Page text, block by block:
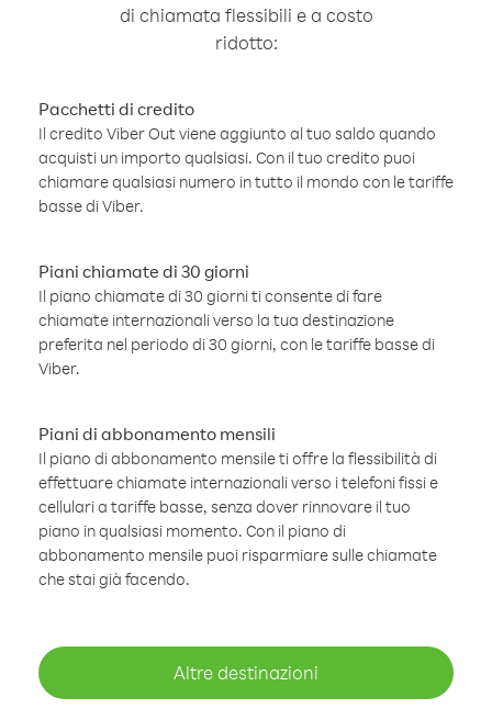
di chiamata flessibili e a costo
ridotto:
Pacchetti di credito
Il credito Viber Out viene aggiunto al tuo saldo quando
acquisti un importo qualsiasi. Con il tuo credito puoi
chiamare qualsiasi numero in tutto il mondo con le tariffe
basse di Viber.
Piani chiamate di 30 giorni
Il piano chiamate di 30 giorni ti consente di fare
chiamate internazionali verso la tua destinazione
preferita nel periodo di 30 giorni, con le tariffe basse di
Viber.
Piani di abbonamento mensili
Il piano di abbonamento mensile ti offre la flessibilità di
effettuare chiamate internazionali verso i telefoni fissi e
cellulari a tariffe basse, senza dover rinnovare il tuo
piano in qualsiasi momento. Con il piano di
abbonamento mensile puoi risparmiare sulle chiamate
che stai già facendo.
Altre destinazioni